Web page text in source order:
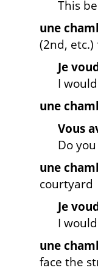
This
une
(2nd, etc.)
Je
I
une
Vous
Do
une
courtyard
Je
I
une
face the